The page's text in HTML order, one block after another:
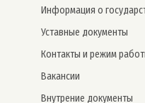
Информация о
Уставные документы
Контакты и режим
Вакансии
Внутрение документы